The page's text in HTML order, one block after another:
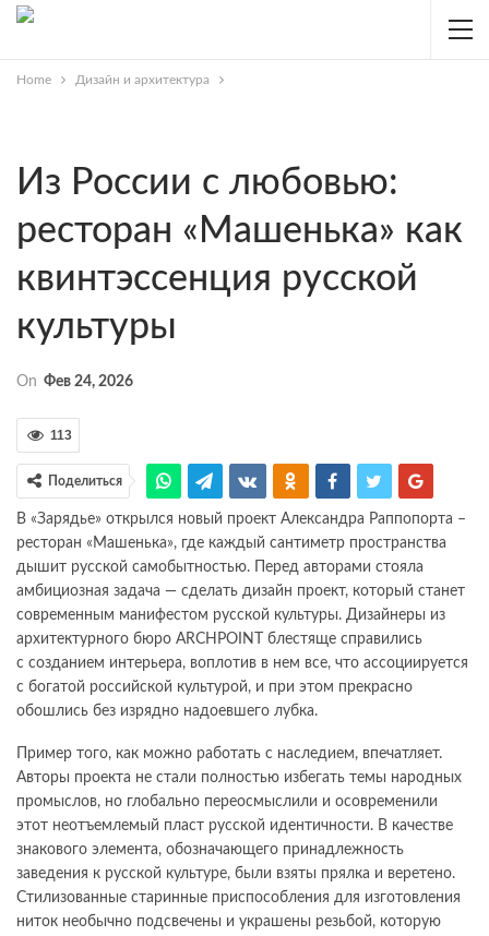
Home Дизайн и архитектура
Из России с любовью:
ресторан «Машенька» как
квинтэссенция русской
культуры
On Фев 24, 2026
113
Поделиться
В «Зарядье» открылся новый проект Александра Раппопорта –
ресторан «Машенька», где каждый сантиметр пространства
дышит русской самобытностью. Перед авторами стояла
амбициозная задача — сделать дизайн проект, который станет
современным манифестом русской культуры. Дизайнеры из
архитектурного бюро ARCHPOINT блестяще справились
с созданием интерьера, воплотив в нем все, что ассоциируется
с богатой российской культурой, и при этом прекрасно
обошлись без изрядно надоевшего лубка.
Пример того, как можно работать с наследием, впечатляет.
Авторы проекта не стали полностью избегать темы народных
промыслов, но глобально переосмыслили и осовременили
этот неотъемлемый пласт русской идентичности. В качестве
знакового элемента, обозначающего принадлежность
заведения к русской культуре, были взяты прялка и веретено.
Стилизованные старинные приспособления для изготовления
ниток необычно подсвечены и украшены резьбой, которую